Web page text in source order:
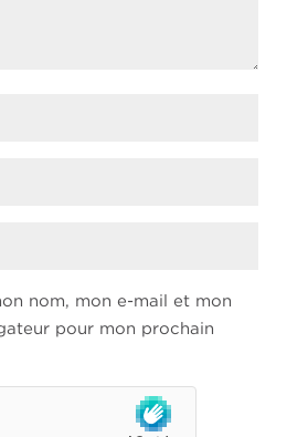
nom, mon e-mail et mon
pour mon prochain